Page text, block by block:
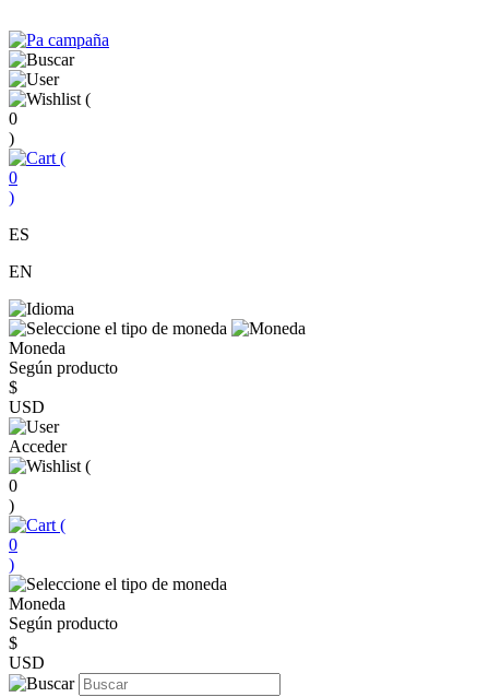
(
0
)
(
0
)
ES
EN
Moneda
Según producto
$
USD
Acceder
(
0
)
(
0
)
Moneda
Según producto
$
USD